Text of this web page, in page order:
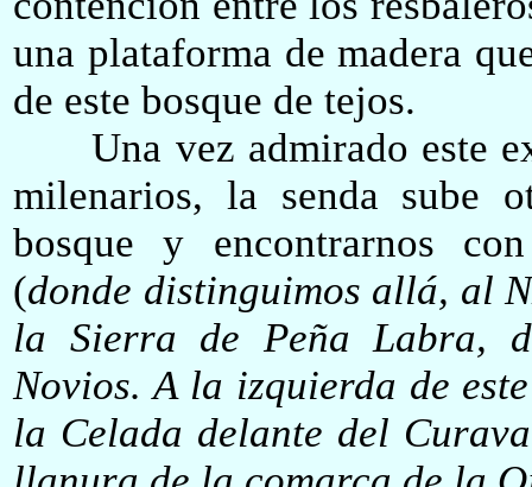
una plataforma de madera
de este bosque de tejos.
Una vez admirado este
milenarios, la senda sube
bosque y encontrarnos
(donde distinguimos allá, al
la Sierra de Peña Labra,
Novios. A la izquierda de
la Celada delante del